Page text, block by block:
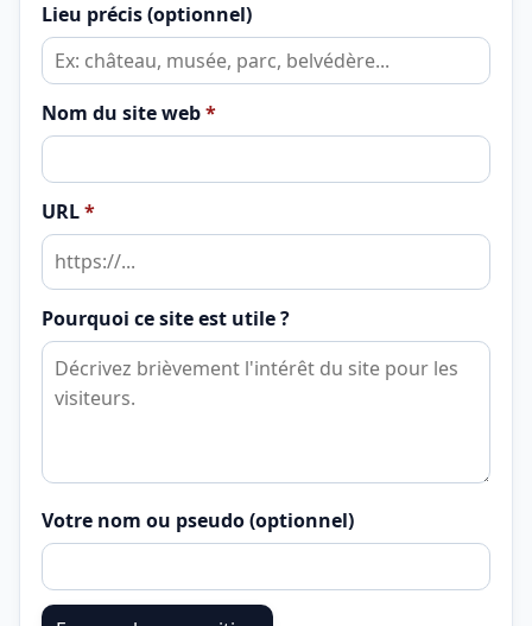
Lieu précis (optionnel)
Nom du site web*
URL*
Pourquoi ce site est utile ?
Votre nom ou pseudo (optionnel)